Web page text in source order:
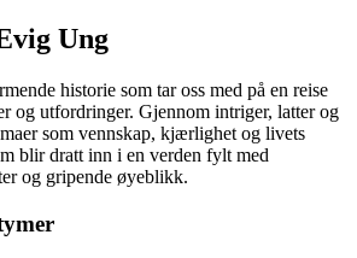
Ung
historie som tar oss med på en reise
og utfordringer. Gjennom intriger, latter og
som vennskap, kjærlighet og livets
blir dratt inn i en verden fylt med
og gripende øyeblikk.